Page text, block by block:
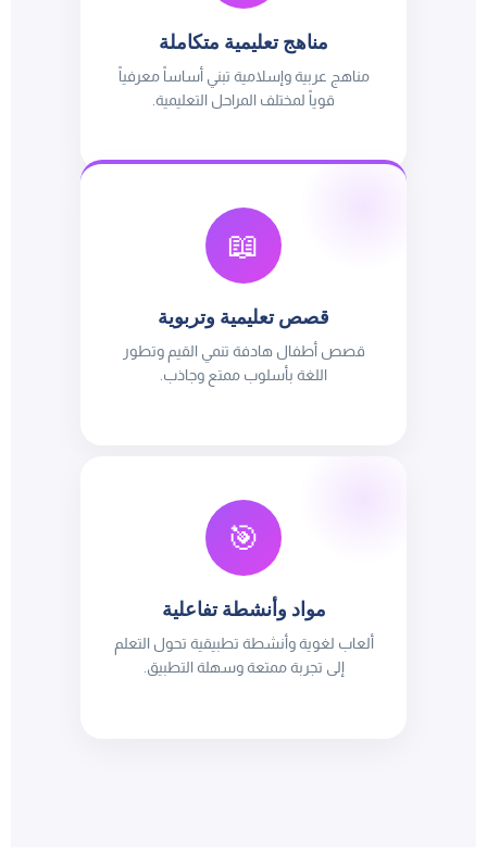
مناهج تعليمية متكاملة
مناهج عربية وإسلامية تبني أساساً معرفياً
قوياً لمختلف المراحل التعليمية.
📖
قصص تعليمية وتربوية
قصص أطفال هادفة تنمي القيم وتطور
اللغة بأسلوب ممتع وجاذب.
🎯
مواد وأنشطة تفاعلية
ألعاب لغوية وأنشطة تطبيقية تحول التعلم
إلى تجربة ممتعة وسهلة التطبيق.